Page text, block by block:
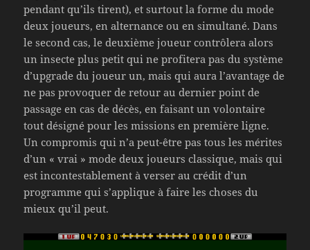
pendant qu’ils tirent), et surtout la forme du mode
deux joueurs, en alternance ou en simultané. Dans
le second cas, le deuxième joueur contrôlera alors
un insecte plus petit qui ne profitera pas du système
d’upgrade du joueur un, mais qui aura l’avantage de
ne pas provoquer de retour au dernier point de
passage en cas de décès, en faisant un volontaire
tout désigné pour les missions en première ligne.
Un compromis qui n’a peut-être pas tous les mérites
d’un « vrai » mode deux joueurs classique, mais qui
est incontestablement à verser au crédit d’un
programme qui s’applique à faire les choses du
mieux qu’il peut.